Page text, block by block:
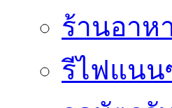
ร้านอาห
รีไฟแนน